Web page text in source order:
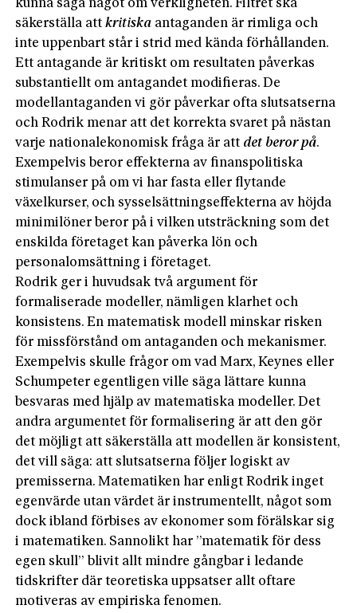
kunna säga något om verkligheten. Filtret ska
säkerställa attkritiska antaganden är rimliga och
inte uppenbart står i strid med kända förhållanden.
Ett antagande är kritiskt om resultaten påverkas
substantiellt om antagandet modifieras. De
modellantaganden vi gör påverkar ofta slutsatserna
och Rodrik menar att det korrekta svaret på nästan
varje nationalekonomisk fråga är att det beror på.
Exempelvis beror effekterna av finanspolitiska
stimulanser på om vi har fasta eller flytande
växelkurser, och sysselsättningseffekterna av höjda
minimilöner beror på i vilken utsträckning som det
enskilda företaget kan påverka lön och
personalomsättning i företaget.
Rodrik ger i huvudsak två argument för
formaliserade modeller, nämligen klarhet och
konsistens. En matematisk modell minskar risken
för missförstånd om antaganden och mekanismer.
Exempelvis skulle frågor om vad Marx, Keynes eller
Schumpeter egentligen ville säga lättare kunna
besvaras med hjälp av matematiska modeller. Det
andra argumentet för formalisering är att den gör
det möjligt att säkerställa att modellen är konsistent,
det vill säga: att slutsatserna följer logiskt av
premisserna. Matematiken har enligt Rodrik inget
egenvärde utan värdet är instrumentellt, något som
dock ibland förbises av ekonomer som förälskar sig
i matematiken. Sannolikt har ”matematik för dess
egen skull” blivit allt mindre gångbar i ledande
tidskrifter där teoretiska uppsatser allt oftare
motiveras av empiriska fenomen.